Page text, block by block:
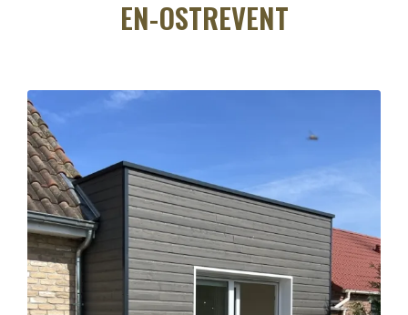
EN-OSTREVENT